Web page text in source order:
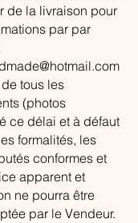
de la livraison pour
par par
tous les
(photos
ce délai et à défaut
formalités, les
conformes et
apparent et
ne pourra être
par le Vendeur.